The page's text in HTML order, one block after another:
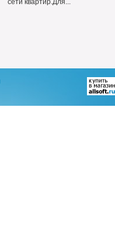
сети квартир.Для...